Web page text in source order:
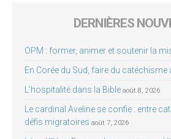
DERNIÈRES
OPM : former, animer et soutenir la
En Corée du Sud, faire du catéchisme
L’hospitalité dans la Bible août 8, 2026
Le cardinal Aveline se confie : entre
défis migratoires août 7, 2026